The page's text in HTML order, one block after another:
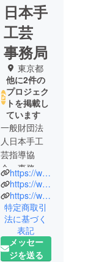
日本手
工芸
事務局
東京都
他に2件の
プロジェク
トを掲載し
ています
一般財団法
人日本手工
芸指導協
会 事務局
です
https://www.syukougei.org/
https://www.instagram.com/n.syukougei/
https://www.facebook.com/syukougei/
特定商取引
法に基づく
表記
メッセー
ジを送る